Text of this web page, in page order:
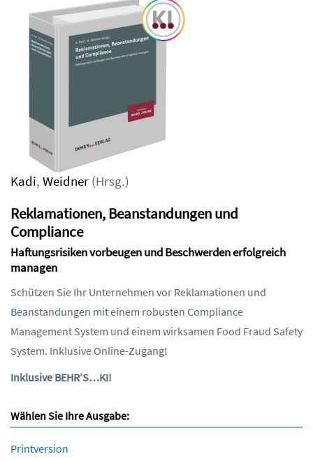
Kadi, Weidner (Hrsg.)
Reklamationen, Beanstandungen und
Compliance
Haftungsrisiken vorbeugen und Beschwerden erfolgreich
managen
Schützen Sie Ihr Unternehmen vor Reklamationen und
Beanstandungen mit einem robusten Compliance
Management System und einem wirksamen Food Fraud Safety
System. Inklusive Online-Zugang!
Inklusive BEHR’S…KI!
Wählen Sie Ihre Ausgabe:
Printversion